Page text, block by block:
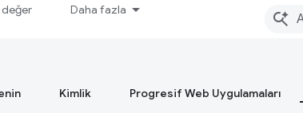
değer Daha fazla
Kimlik Progresif Web Uygulamaları